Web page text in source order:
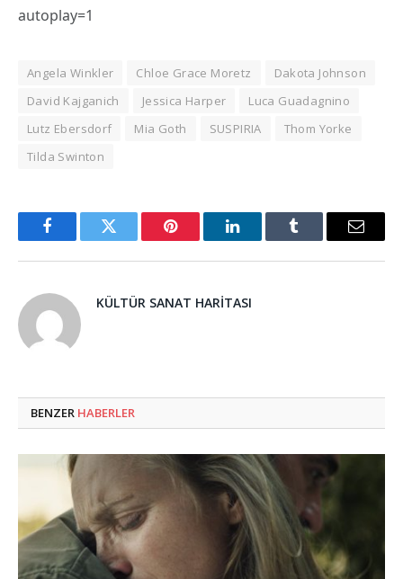
autoplay=1
Angela Winkler Chloe Grace Moretz
Dakota Johnson
David Kajganich
Jessica Harper
Luca Guadagnino
Lutz Ebersdorf
Mia Goth SUSPIRIA
Thom Yorke
Tilda Swinton
FacebookTwitter Pinterest LinkedInTumblr Email
KÜLTÜR SANAT HARITASI
BENZER HABERLER